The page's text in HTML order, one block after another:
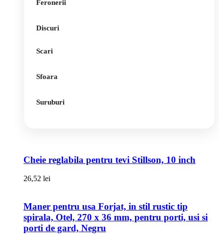
Feronerii
Discuri
Scari
Sfoara
Suruburi
Cheie reglabila pentru tevi Stillson, 10 inch
26,52 lei
Maner pentru usa Forjat, in stil rustic tip
spirala, Otel, 270 x 36 mm, pentru porti, usi si
porti de gard, Negru